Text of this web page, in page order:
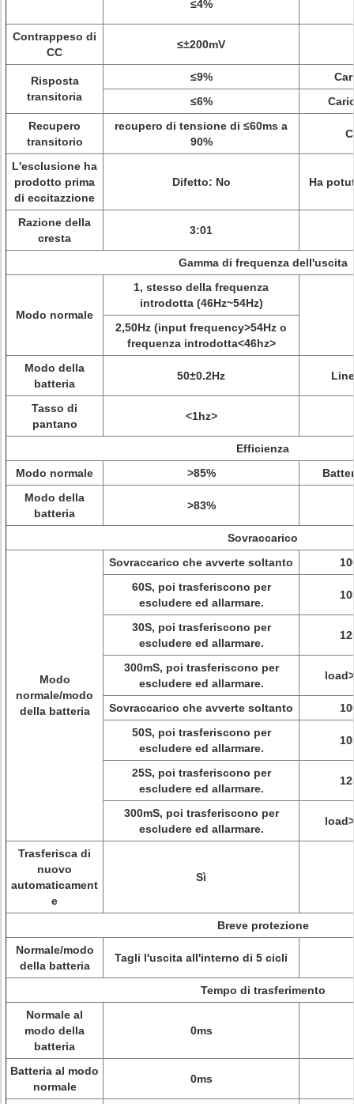
≤4%
Contrappeso di
CC
≤±200mV
Risposta
transitoria
≤9%
≤6%
Recupero
transitorio
recupero di tensione di ≤60ms a
90%
L'esclusione ha
prodotto prima
di eccitazzione
Difetto: No Ha
Razione della
cresta
3:01
Gamma di frequenza dell'uscita
Modo normale
1, stesso della frequenza
introdotta (46Hz~54Hz)
2,50Hz (input frequency>54Hz o
frequenza introdotta<46hz>
Modo della
batteria
50±0.2Hz
Tasso di
pantano
<1hz>
Efficienza
Modo normale
>85%
Modo della
batteria
>83%
Sovraccarico
Modo
normale/modo
della batteria
Sovraccarico che avverte soltanto
60S, poi trasferiscono per
escludere ed allarmare.
30S, poi trasferiscono per
escludere ed allarmare.
300mS, poi trasferiscono per
escludere ed allarmare.
Sovraccarico che avverte soltanto
50S, poi trasferiscono per
escludere ed allarmare.
25S, poi trasferiscono per
escludere ed allarmare.
300mS, poi trasferiscono per
escludere ed allarmare.
Trasferisca di
nuovo
automaticament
e
Sì
Breve protezione
Normale/modo
della batteria
Tagli l'uscita all'interno di 5 cicli
Tempo di trasferimento
Normale al
modo della
batteria
0ms
Batteria al modo
normale
0ms